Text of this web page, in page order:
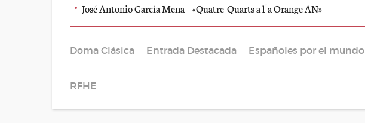
José Antonio García Mena – «Quatre-Quarts a l´a Orange AN»
Doma Clásica Entrada Destacada Españoles por el mundo
RFHE